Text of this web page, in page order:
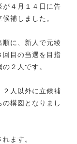
が４月１４日に告
補しました。
に、新人で元綾
回目の当選を目指
２人です。
２人以外に立候補
構図となりまし
ます。